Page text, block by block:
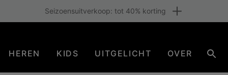
Gratis verzending voor leden of vanaf € 80. Word nu lid
HEREN KIDS UITGELICHT OVER